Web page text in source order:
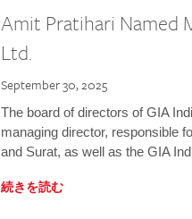
Amit Pratihari Named
Ltd.
September 30, 2025
The board of directors of GIA
managing director, responsible
and Surat, as well as the GIA
続きを読む